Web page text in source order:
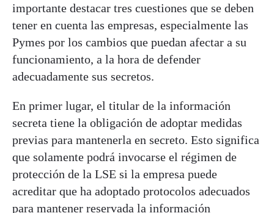
importante destacar tres cuestiones que se deben
tener en cuenta las empresas, especialmente las
Pymes por los cambios que puedan afectar a su
funcionamiento, a la hora de defender
adecuadamente sus secretos.
En primer lugar, el titular de la información
secreta tiene la obligación de adoptar medidas
previas para mantenerla en secreto. Esto significa
que solamente podrá invocarse el régimen de
protección de la LSE si la empresa puede
acreditar que ha adoptado protocolos adecuados
para mantener reservada la información